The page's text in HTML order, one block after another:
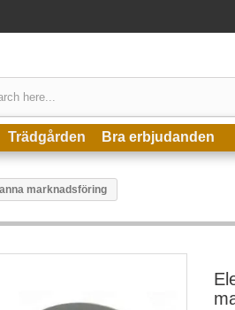
Trädgården Bra erbjudanden
marknadsföring